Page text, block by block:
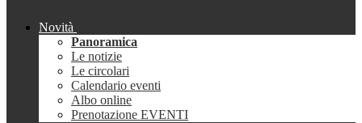
Novità
Panoramica
Le notizie
Le circolari
Calendario eventi
Albo online
Prenotazione EVENTI